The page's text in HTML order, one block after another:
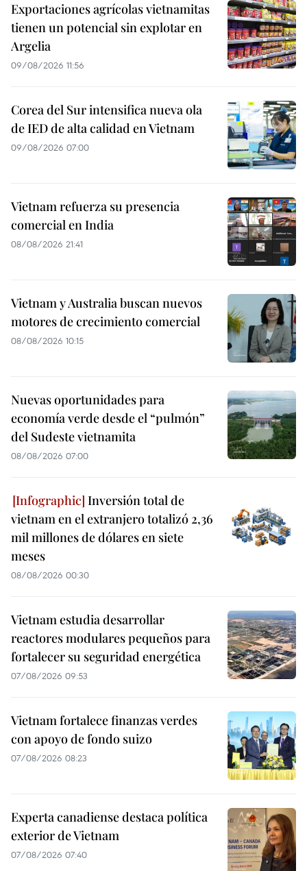
Exportaciones agrícolas vietnamitas
tienen un potencial sin explotar en
Argelia
09/08/2026 11:56
Corea del Sur intensifica nueva ola
de IED de alta calidad en Vietnam
09/08/2026 07:00
Vietnam refuerza su presencia
comercial en India
08/08/2026 21:41
Vietnam y Australia buscan nuevos
motores de crecimiento comercial
08/08/2026 10:15
Nuevas oportunidades para
economía verde desde el “pulmón”
del Sudeste vietnamita
08/08/2026 07:00
Inversión total de
vietnam en el extranjero totalizó 2,36
mil millones de dólares en siete
meses
08/08/2026 00:30
Vietnam estudia desarrollar
reactores modulares pequeños para
fortalecer su seguridad energética
07/08/2026 09:53
Vietnam fortalece finanzas verdes
con apoyo de fondo suizo
07/08/2026 08:23
Experta canadiense destaca política
exterior de Vietnam
07/08/2026 07:40